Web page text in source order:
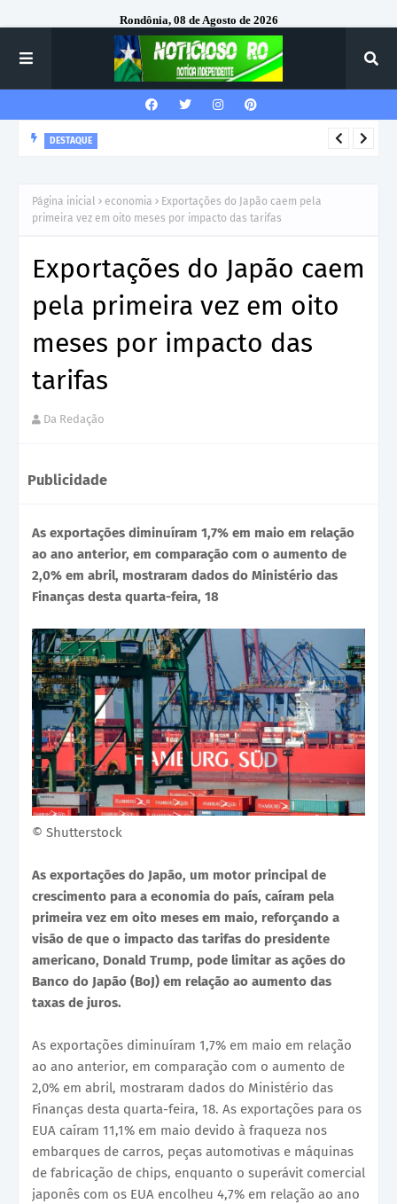
Rondônia, 08 de Agosto de 2026
DESTAQUE
Página inicial economia
Exportações do Japão caem pela
primeira vez em oito meses por impacto das tarifas
Exportações do Japão caem
pela primeira vez em oito
meses por impacto das
tarifas
Da Redação
Publicidade
As exportações diminuíram 1,7% em maio em relação
ao ano anterior, em comparação com o aumento de
2,0% em abril, mostraram dados do Ministério das
Finanças desta quarta-feira, 18
© Shutterstock
As exportações do Japão, um motor principal de
crescimento para a economia do país, caíram pela
primeira vez em oito meses em maio, reforçando a
visão de que o impacto das tarifas do presidente
americano, Donald Trump, pode limitar as ações do
Banco do Japão (BoJ) em relação ao aumento das
taxas de juros.
As exportações diminuíram 1,7% em maio em relação
ao ano anterior, em comparação com o aumento de
2,0% em abril, mostraram dados do Ministério das
Finanças desta quarta-feira, 18. As exportações para os
EUA caíram 11,1% em maio devido à fraqueza nos
embarques de carros, peças automotivas e máquinas
de fabricação de chips, enquanto o superávit comercial
japonês com os EUA encolheu 4,7% em relação ao ano